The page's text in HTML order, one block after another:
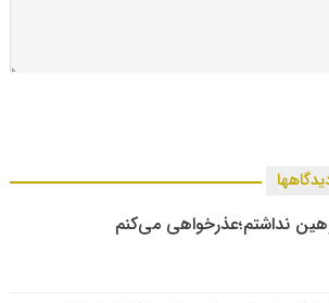
نداشتم؛عذرخواهی می‌کنم